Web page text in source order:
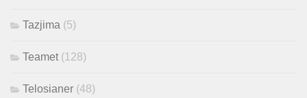
Tazjima (5)
Teamet (128)
Telosianer (48)